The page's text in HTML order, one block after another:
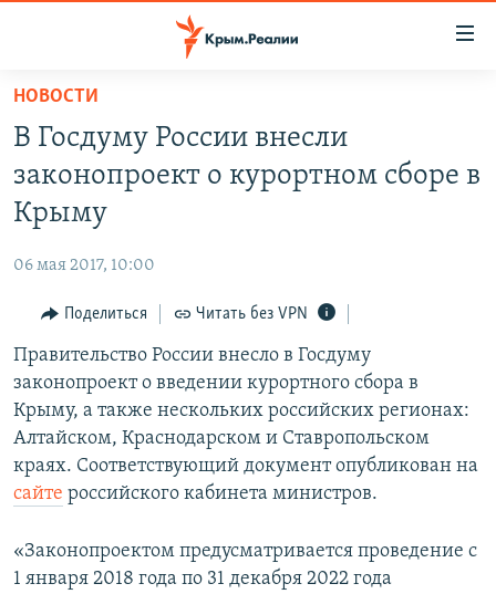
Вернуться
основному
содержанию
Вернутся
главной
Вернутся
поиску
СПЕЦПРОЕКТЫ
11 ЛЕТ ОККУПАЦИИ КРЫМА. 11 ИСТОРИЙ СОПРОТИВЛЕНИЯ
ВОДА
ЕЩЕ
ИНТЕРАКТИВ
ИНФОГРАФИКА
ТЕЛЕПРОЕКТ КРЫМ.РЕАЛИИ
СОВЕТЫ ПРАВОЗАЩИТНИКОВ
ПРОПАВШИЕ БЕЗ ВЕСТИ
КРЫМ.НЕПОКОРЕННЫЙ
РАДІО СВОБОДА
КАК ОБОЙТИ БЛОКИРОВКУ
Українською
Qırımtatar
НОВОСТИ
В Госдуму России внесли
законопроект о курортном сборе в
Крыму
06 мая 2017, 10:00
Поделиться Читать без VPN
Правительство России внесло в Госдуму
законопроект о введении курортного сбора в
Крыму, а также нескольких российских регионах:
Алтайском, Краснодарском и Ставропольском
краях. Соответствующий документ опубликован на
сайте российского кабинета министров.
«Законопроектом предусматривается проведение с
1 января 2018 года по 31 декабря 2022 года